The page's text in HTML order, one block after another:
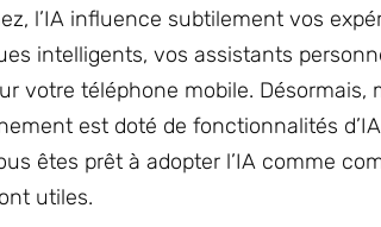
l’IA influence subtilement vos
intelligents, vos assistants
votre téléphone mobile. Désormais,
est doté de fonctionnalités
êtes prêt à adopter l’IA comme
utiles.